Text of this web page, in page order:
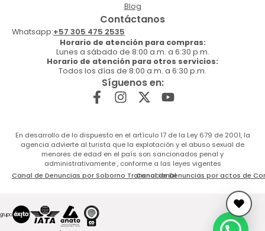
Blog
Contáctanos
Whatsapp:+57 305 475 2535
Horario de atención para compras:
Lunes a sábado de 8:00 a.m. a 6:30 p.m.
Horario de atención para otros servicios:
Todos los días de 8:00 a.m. a 6:30 p.m.
Síguenos en:
En desarrollo de lo dispuesto en el artículo 17 de la Ley 679 de 2001, la
agencia advierte al turista que la explotación y el abuso sexual de
menores de edad en el país son sancionados penal y
administrativamente , conforme a las leyes vigentes
Canal de Denuncias por Soborno TransnacionalCanal de Denuncias por actos de